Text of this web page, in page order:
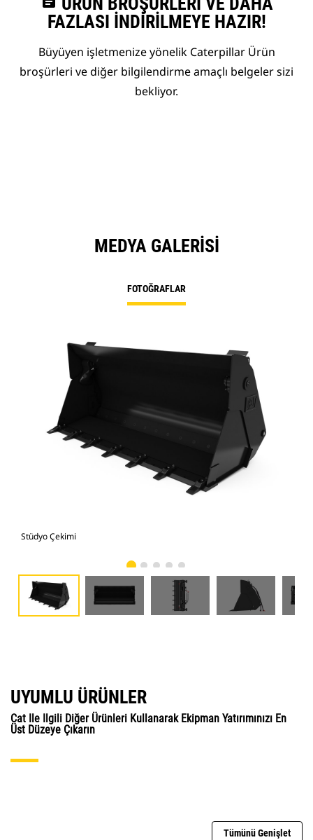
FAZLASI İNDIRILMEYE HAZIR!
Büyüyen işletmenize yönelik Caterpillar Ürün
broşürleri ve diğer bilgilendirme amaçlı belgeler sizi
bekliyor.
MEDYA GALERISI
FOTOĞRAFLAR
Stüdyo Çekimi
UYUMLU ÜRÜNLER
Cat Ile Ilgili Diğer Ürünleri Kullanarak Ekipman Yatırımınızı En
Üst Düzeye Çıkarın
Tümünü Genişlet